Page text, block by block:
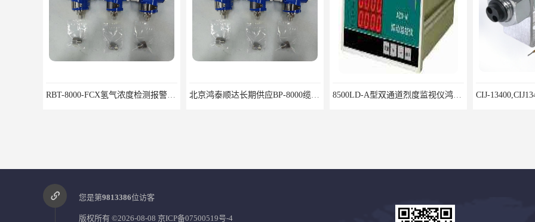
RBT-8000-FCX氢气浓度检测报警器北京地区供应商 北京鸿泰顺达长期供应BP-8000缆式液位计，0-5米现场显示；BP-8000缆式液位计，0-5米现场显示询价电话 8500LD-A型双通道烈度监视仪鸿泰产品性价比好
您是第9813386位访客
版权所有 ©2026-08-08 京ICP备07500519号-4